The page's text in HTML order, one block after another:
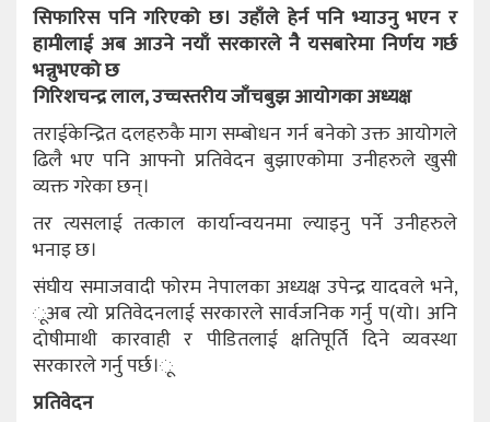
सिफारिस पनि गरिएको छ। उहाँले हेर्न पनि भ्याउनु भएन र
हामीलाई अब आउने नयाँ सरकारले नै यसबारेमा निर्णय गर्छ
भन्नुभएको छ
गिरिशचन्द्र लाल, उच्चस्तरीय जाँचबुझ आयोगका अध्यक्ष
तराईकेन्द्रित दलहरुकै माग सम्बोधन गर्न बनेको उक्त आयोगले
ढिलै भए पनि आफ्नो प्रतिवेदन बुझाएकोमा उनीहरुले खुसी
व्यक्त गरेका छन्।
तर त्यसलाई तत्काल कार्यान्वयनमा ल्याइनु पर्ने उनीहरुले
भनाइ छ।
संघीय समाजवादी फोरम नेपालका अध्यक्ष उपेन्द्र यादवले भने,
ूअब त्यो प्रतिवेदनलाई सरकारले सार्वजनिक गर्नु प(यो। अनि
दोषीमाथी कारवाही र पीडितलाई क्षतिपूर्ति दिने व्यवस्था
सरकारले गर्नु पर्छ।ू
प्रतिवेदन